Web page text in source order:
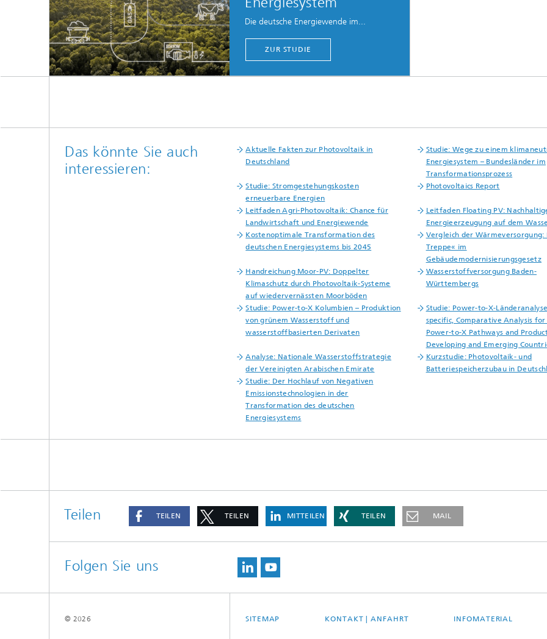
Die deutsche Energiewende im...
ZUR STUDIE
Das könnte Sie auch
interessieren:
Aktuelle Fakten zur Photovoltaik in
Deutschland
Studie: Wege zu einem
Energiesystem – Bundesländer im
Transformationsprozess
Studie: Stromgestehungskosten
erneuerbare Energien
Photovoltaics Report
Leitfaden Agri-Photovoltaik: Chance für
Landwirtschaft und Energiewende
Leitfaden Floating PV:
Energieerzeugung auf dem
Kostenoptimale Transformation des
deutschen Energiesystems bis 2045
Vergleich der Wärmeversorgung:
Treppe« im
Gebäudemodernisierungsgesetz
Handreichung Moor-PV: Doppelter
Klimaschutz durch Photovoltaik-Systeme
auf wiedervernässten Moorböden
Wasserstoffversorgung Baden-
Württembergs
Studie: Power-to-X Kolumbien – Produktion
von grünem Wasserstoff und
wasserstoffbasierten Derivaten
Studie: Power-to-X-
specific, Comparative Analysis for
Power-to-X Pathways and
Developing and Emerging
Analyse: Nationale Wasserstoffstrategie
der Vereinigten Arabischen Emirate
Kurzstudie: Photovoltaik- und
Batteriespeicherzubau in
Studie: Der Hochlauf von Negativen
Emissionstechnologien in der
Transformation des deutschen
Energiesystems
Teilen TEILEN TEILEN MITTEILEN TEILEN MAIL
Folgen Sie uns
SITEMAP KONTAKT | ANFAHRT INFOMATERIAL
© 2026